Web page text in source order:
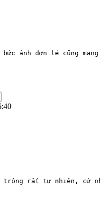
bức ảnh đơn lẻ cũng
trông rất tự nhiên, cứ